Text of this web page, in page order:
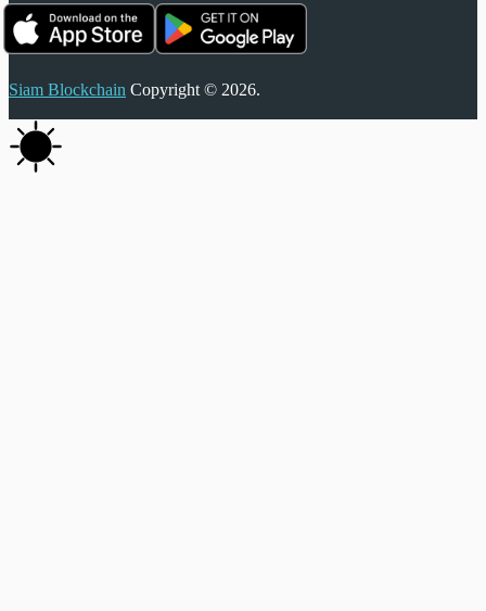
Siam Blockchain Copyright © 2026.